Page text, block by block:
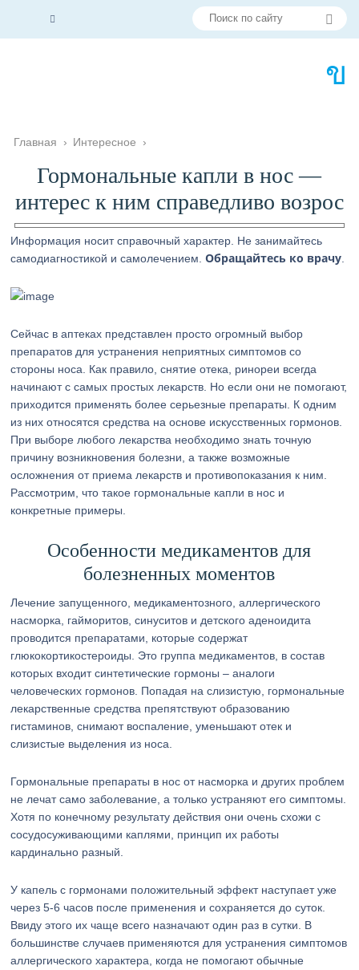
Главная › Интересное ›
Гормональные капли в нос —
интерес к ним справедливо возрос
Информация носит справочный характер. Не занимайтесь
самодиагностикой и самолечением.Обращайтесь ко врачу
Сейчас в аптеках представлен просто огромный выбор
препаратов для устранения неприятных симптомов со
стороны носа. Как правило, снятие отека, ринореи всегда
начинают с самых простых лекарств. Но если они не помогают,
приходится применять более серьезные препараты. К одним
из них относятся средства на основе искусственных гормонов.
При выборе любого лекарства необходимо знать точную
причину возникновения болезни, а также возможные
осложнения от приема лекарств и противопоказания к ним.
Рассмотрим, что такое гормональные капли в нос и
конкретные примеры.
Особенности медикаментов для
болезненных моментов
Лечение запущенного, медикаментозного, аллергического
насморка, гайморитов, синуситов и детского аденоидита
проводится препаратами, которые содержат
глюкокортикостероиды. Это группа медикаментов, в состав
которых входит синтетические гормоны – аналоги
человеческих гормонов. Попадая на слизистую, гормональные
лекарственные средства препятствуют образованию
гистаминов, снимают воспаление, уменьшают отек и
слизистые выделения из носа.
Гормональные препараты в нос от насморка и других проблем
не лечат само заболевание, а только устраняют его симптомы.
Хотя по конечному результату действия они очень схожи с
сосудосуживающими каплями, принцип их работы
кардинально разный.
У капель с гормонами положительный эффект наступает уже
через 5-6 часов после применения и сохраняется до суток.
Ввиду этого их чаще всего назначают один раз в сутки. В
большинстве случаев применяются для устранения симптомов
аллергического характера, когда не помогают обычные